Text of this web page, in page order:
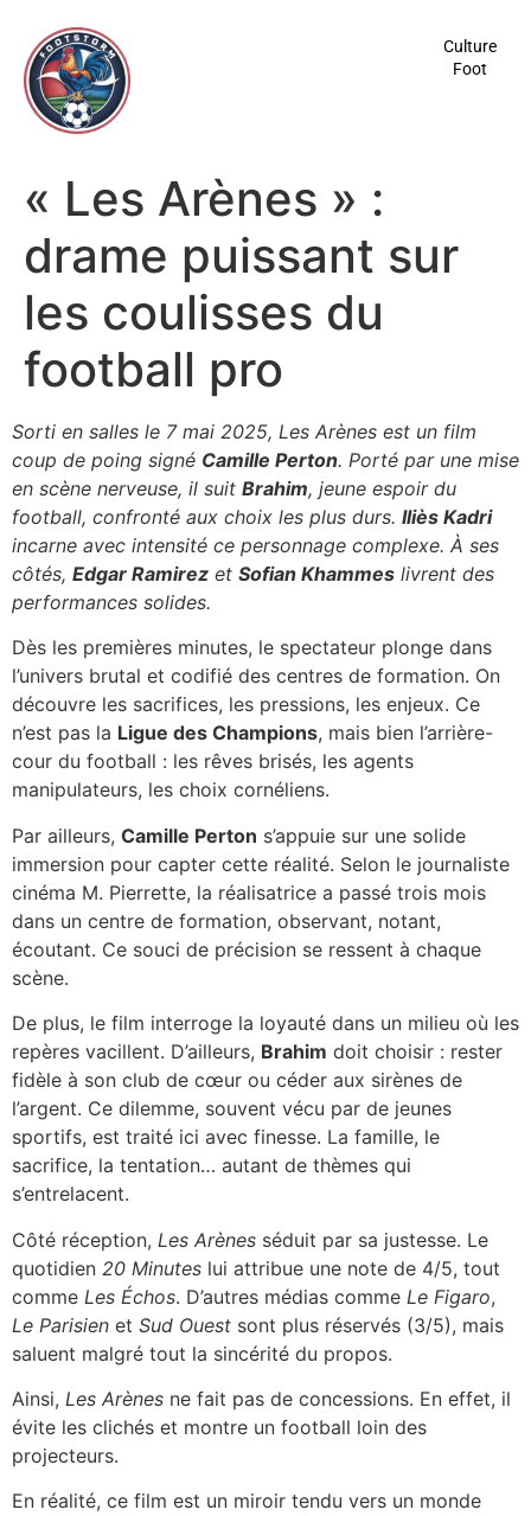
principal
Culture
Foot
« Les Arènes » :
drame puissant sur
les coulisses du
football pro
Sorti en salles le 7 mai 2025, Les Arènes est un film
coup de poing signé Camille Perton. Porté par une mise
en scène nerveuse, il suit Brahim, jeune espoir du
football, confronté aux choix les plus durs. Iliès Kadri
incarne avec intensité ce personnage complexe. À ses
côtés, Edgar Ramirez et Sofian Khammes livrent des
performances solides.
Dès les premières minutes, le spectateur plonge dans
l’univers brutal et codifié des centres de formation. On
découvre les sacrifices, les pressions, les enjeux. Ce
n’est pas la Ligue des Champions, mais bien l’arrière-
cour du football : les rêves brisés, les agents
manipulateurs, les choix cornéliens.
Par ailleurs, Camille Perton s’appuie sur une solide
immersion pour capter cette réalité. Selon le journaliste
cinéma M. Pierrette, la réalisatrice a passé trois mois
dans un centre de formation, observant, notant,
écoutant. Ce souci de précision se ressent à chaque
scène.
De plus, le film interroge la loyauté dans un milieu où les
repères vacillent. D’ailleurs, Brahim doit choisir : rester
fidèle à son club de cœur ou céder aux sirènes de
l’argent. Ce dilemme, souvent vécu par de jeunes
sportifs, est traité ici avec finesse. La famille, le
sacrifice, la tentation… autant de thèmes qui
s’entrelacent.
Côté réception, Les Arènes séduit par sa justesse. Le
quotidien 20 Minutes lui attribue une note de 4/5, tout
comme Les Échos. D’autres médias comme Le Figaro,
Le Parisien et Sud Ouest sont plus réservés (3/5), mais
saluent malgré tout la sincérité du propos.
Ainsi, Les Arènes ne fait pas de concessions. En effet, il
évite les clichés et montre un football loin des
projecteurs.
En réalité, ce film est un miroir tendu vers un monde